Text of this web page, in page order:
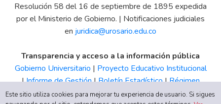
Resolución 58 del 16 de septiembre de 1895 expedida
por el Ministerio de Gobierno. | Notificaciones judiciales
en juridica@urosario.edu.co
Transparencia y acceso a la información pública
Gobierno Universitario | Proyecto Educativo Institucional
|Informe de Gestión|Boletín Estadístico|Régimen
Tributario|Estados Financieros |Código de Ética| Canal
Este sitio utiliza cookies para mejorar tu experiencia de usuario. Si sigues